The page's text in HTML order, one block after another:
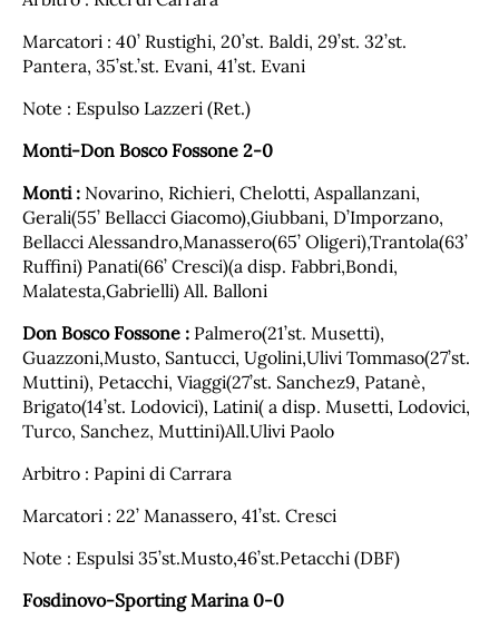
Marcatori : 40’ Rustighi, 20’st. Baldi, 29’st. 32’st.
Pantera, 35’st.’st. Evani, 41’st. Evani
Note : Espulso Lazzeri (Ret.)
Monti-Don Bosco Fossone 2-0
Monti : Novarino, Richieri, Chelotti, Aspallanzani,
Gerali(55’ Bellacci Giacomo),Giubbani, D’Imporzano,
Bellacci Alessandro,Manassero(65’ Oligeri),Trantola(63’
Ruffini) Panati(66’ Cresci)(a disp. Fabbri,Bondi,
Malatesta,Gabrielli) All. Balloni
Don Bosco Fossone : Palmero(21’st. Musetti),
Guazzoni,Musto, Santucci, Ugolini,Ulivi Tommaso(27’st.
Muttini), Petacchi, Viaggi(27’st. Sanchez9, Patanè,
Brigato(14’st. Lodovici), Latini( a disp. Musetti, Lodovici,
Turco, Sanchez, Muttini)All.Ulivi Paolo
Arbitro : Papini di Carrara
Marcatori : 22’ Manassero, 41’st. Cresci
Note : Espulsi 35’st.Musto,46’st.Petacchi (DBF)
Fosdinovo-Sporting Marina 0-0